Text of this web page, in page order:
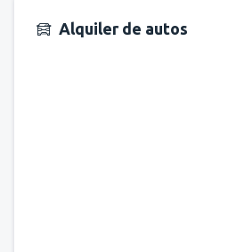
desdeBogotá, El Dorado
Alquiler de autos